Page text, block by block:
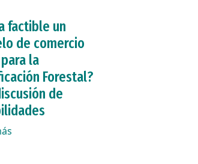
factible un
de comercio
la
Forestal?
de